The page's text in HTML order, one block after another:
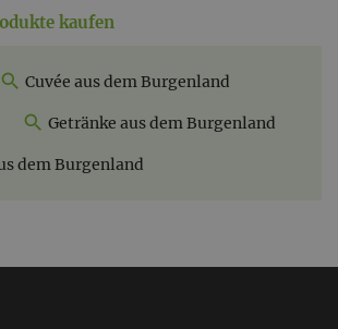
kaufen
Cuvée aus dem Burgenland
Getränke aus dem Burgenland
dem Burgenland